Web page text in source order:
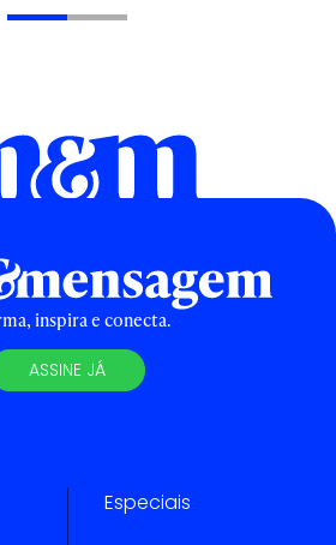
inspira e conecta.
ASSINE JÁ
Especiais